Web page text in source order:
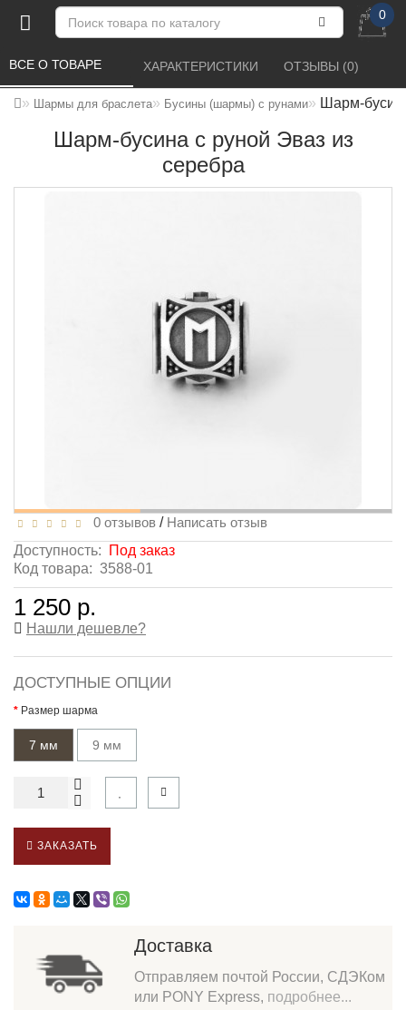
0
Шармы для браслета Бусины (шармы) с рунами Шарм-
Шарм-бусина с руной Эваз из
серебра
ВСЕ О ТОВАРЕ ХАРАКТЕРИСТИКИ ОТЗЫВЫ (0)
0 отзывов / Написать отзыв
Доступность:
Под заказ
Код товара: 3588-01
1 250 р.
Нашли дешевле?
ДОСТУПНЫЕ ОПЦИИ
Размер шарма
7 мм 9 мм
ЗАКАЗАТЬ
Доставка
Отправляем почтой России, СДЭКом
или PONY Express, подробнее...